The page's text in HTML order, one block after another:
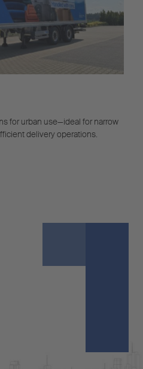
for urban use—ideal for narrow
delivery operations.